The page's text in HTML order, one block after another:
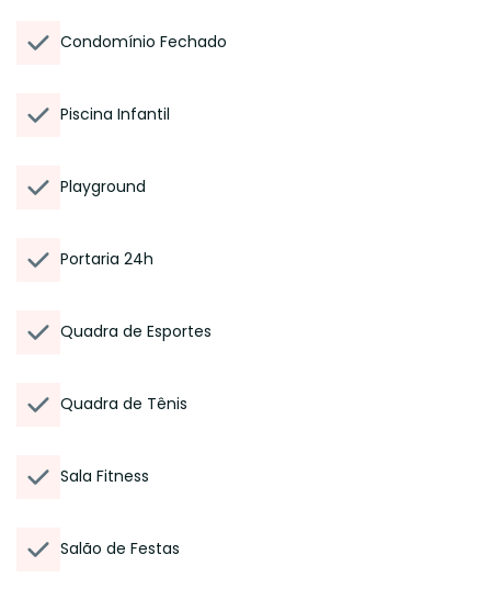
Condomínio Fechado
Piscina Infantil
Playground
Portaria 24h
Quadra de Esportes
Quadra de Tênis
Sala Fitness
Salão de Festas